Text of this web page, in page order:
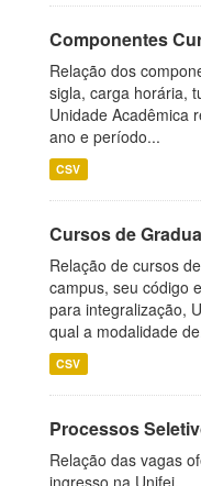
Componentes
Relação dos
sigla, carga horária,
Unidade Acadêmica
ano e período...
CSV
Cursos de
Relação de cursos
campus, seu código
para integralização,
qual a modalidade
CSV
Processos
Relação das vagas
ingresso na Unifei.